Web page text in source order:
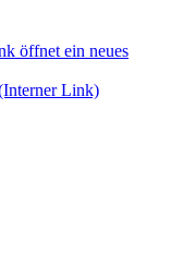
öffnet ein neues
Link)